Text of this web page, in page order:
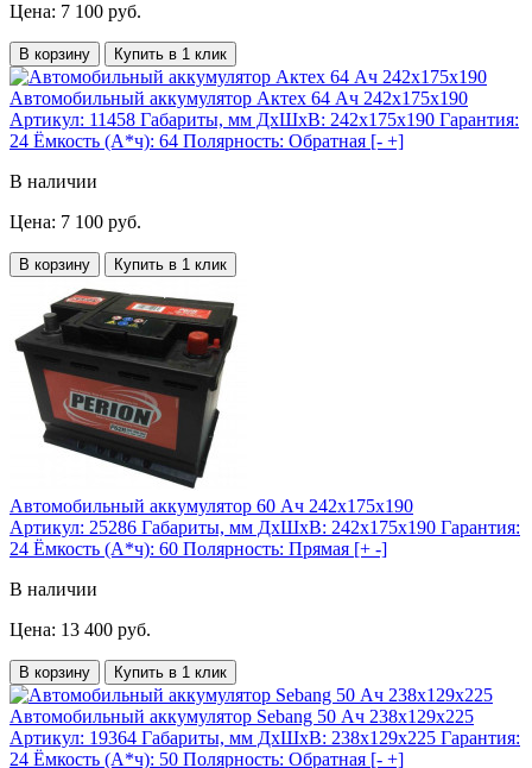
Цена: 7 100 руб.
В корзину Купить в 1 клик
Автомобильный аккумулятор Актех 64 Ач 242x175x190
Артикул: 11458 Габариты, мм ДхШхВ: 242x175x190 Гарантия:
24 Ёмкость (А*ч): 64 Полярность: Обратная [- +]
В наличии
Цена: 7 100 руб.
В корзину Купить в 1 клик
Автомобильный аккумулятор 60 Ач 242x175x190
Артикул: 25286 Габариты, мм ДхШхВ: 242x175x190 Гарантия:
24 Ёмкость (А*ч): 60 Полярность: Прямая [+ -]
В наличии
Цена: 13 400 руб.
В корзину Купить в 1 клик
Автомобильный аккумулятор Sebang 50 Ач 238x129x225
Артикул: 19364 Габариты, мм ДхШхВ: 238x129x225 Гарантия:
24 Ёмкость (А*ч): 50 Полярность: Обратная [- +]